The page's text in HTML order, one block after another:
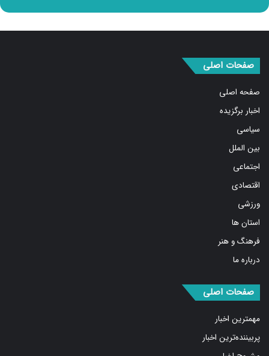
صفحات اصلی
صفحه اصلی
اخبار برگزیده
سیاسی
بین الملل
اجتماعی
اقتصادی
ورزشی
استان ها
فرهنگ و هنر
درباره ما
صفحات اصلی
مهمترین اخبار
پربیننده‌ترین اخبار